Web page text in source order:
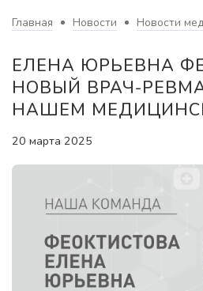
Главная Новости Новости
ЕЛЕНА ЮРЬЕВНА
НОВЫЙ ВРАЧ-
НАШЕМ
20 марта 2025